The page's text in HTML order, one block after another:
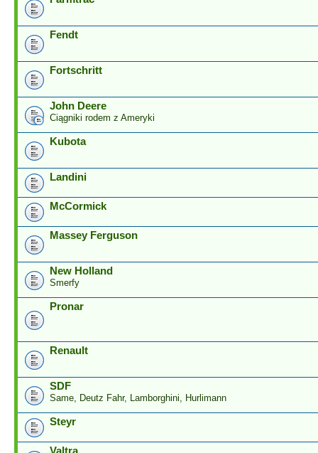
Fendt
Fortschritt
John Deere
Ciągniki rodem z Ameryki
Kubota
Landini
McCormick
Massey Ferguson
New Holland
Smerfy
Pronar
Renault
SDF
Same, Deutz Fahr, Lamborghini, Hurlimann
Steyr
Valtra